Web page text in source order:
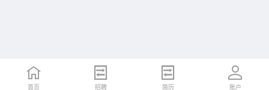
首页 招聘 简历 账户